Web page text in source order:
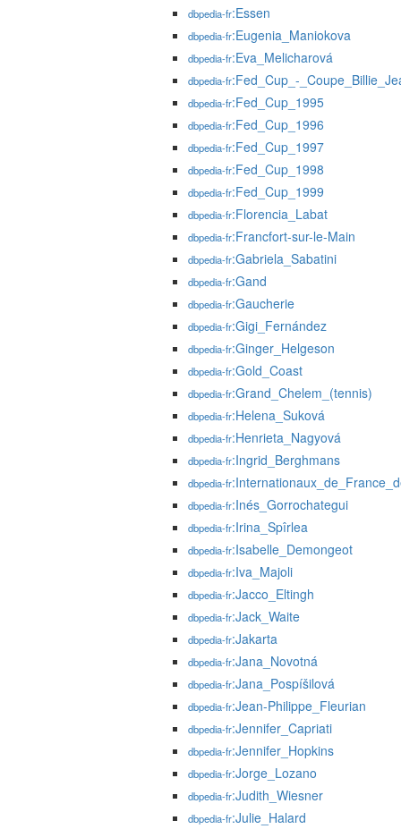
dbpedia-fr:Essen
dbpedia-fr:Eugenia_Maniokova
dbpedia-fr:Eva_Melicharová
dbpedia-fr:Fed_Cup_-
dbpedia-fr:Fed_Cup_1995
dbpedia-fr:Fed_Cup_1996
dbpedia-fr:Fed_Cup_1997
dbpedia-fr:Fed_Cup_1998
dbpedia-fr:Fed_Cup_1999
dbpedia-fr:Florencia_Labat
dbpedia-fr:Francfort-sur-le-Main
dbpedia-fr:Gabriela_Sabatini
dbpedia-fr:Gand
dbpedia-fr:Gaucherie
dbpedia-fr:Gigi_Fernández
dbpedia-fr:Ginger_Helgeson
dbpedia-fr:Gold_Coast
dbpedia-fr:Grand_Chelem_(tennis)
dbpedia-fr:Helena_Suková
dbpedia-fr:Henrieta_Nagyová
dbpedia-fr:Ingrid_Berghmans
dbpedia-fr
dbpedia-fr:Inés_Gorrochategui
dbpedia-fr:Irina_Spîrlea
dbpedia-fr:Isabelle_Demongeot
dbpedia-fr:Iva_Majoli
dbpedia-fr:Jacco_Eltingh
dbpedia-fr:Jack_Waite
dbpedia-fr:Jakarta
dbpedia-fr:Jana_Novotná
dbpedia-fr:Jana_Pospíšilová
dbpedia-fr:Jean-Philippe_Fleurian
dbpedia-fr:Jennifer_Capriati
dbpedia-fr:Jennifer_Hopkins
dbpedia-fr:Jorge_Lozano
dbpedia-fr:Judith_Wiesner
dbpedia-fr:Julie_Halard